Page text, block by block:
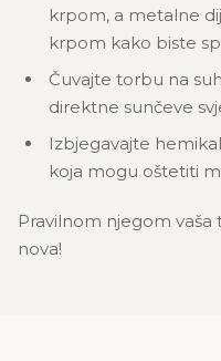
krpom, a metalne
krpom kako biste
Čuvajte torbu na
direktne sunčeve
Izbjegavajte
koja mogu oštetiti
Pravilnom njegom
nova!